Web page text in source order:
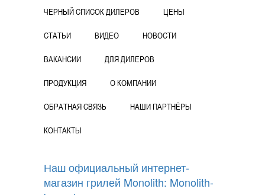
ЧЕРНЫЙ СПИСОК ДИЛЕРОВ ЦЕНЫ
СТАТЬИ ВИДЕО НОВОСТИ
ВАКАНСИИ ДЛЯ ДИЛЕРОВ
ПРОДУКЦИЯ О КОМПАНИИ
ОБРАТНАЯ СВЯЗЬ НАШИ ПАРТНЁРЫ
КОНТАКТЫ
Наш официальный интернет-
магазин грилей Monolith: Monolith-